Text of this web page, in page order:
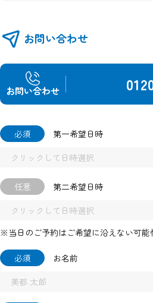
※図面と現況が異なる場合は現況優先と
お問い合わせ
お問い合わせ
必須 第一希望日時
任意 第二希望日時
※当日のご予約はご希望に沿えない可能
必須 お名前